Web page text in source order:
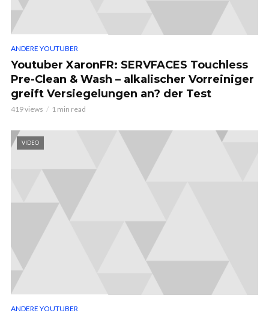
ANDERE YOUTUBER
Youtuber XaronFR: SERVFACES Touchless
Pre-Clean & Wash – alkalischer Vorreiniger
greift Versiegelungen an? der Test
419 views 1 min read
VIDEO
ANDERE YOUTUBER